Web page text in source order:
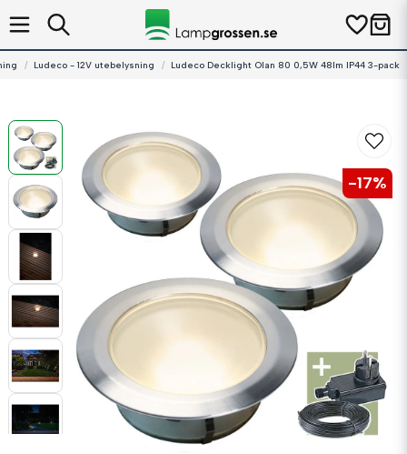
Ludeco - 12V utebelysning Ludeco Decklight Olan 80 0,5W 48lm IP44 3-pack
-17%